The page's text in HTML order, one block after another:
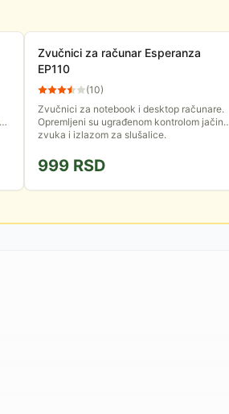
Zvučnici za računar Esperanza
EP110
(10)
Zvučnici za notebook i desktop računare.
Opremljeni su ugrađenom kontrolom jačine
zvuka i izlazom za slušalice.
999 RSD